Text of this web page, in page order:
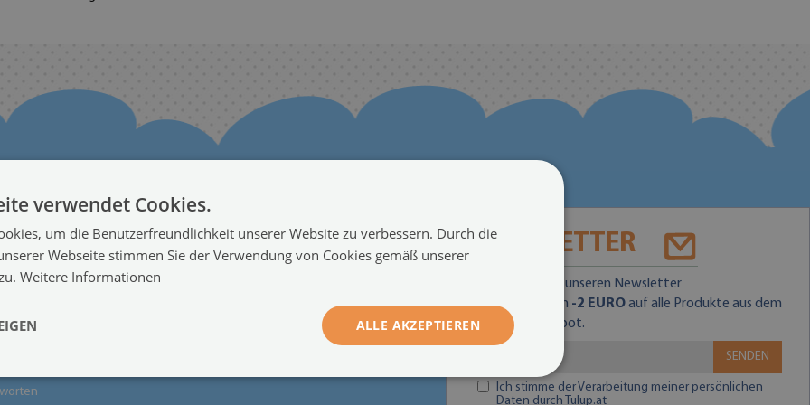
vom Vertrag
Kooperation NEWSLETTER
Abonnieren Sie unseren Newsletter
und Sie erhalten -2 EUROauf alle Produkte aus dem
Standardangebot.
SENDEN
Ich stimme der Verarbeitung meiner persönlichen
Daten durch Tulup.at
verwendet Cookies.
um die Benutzerfreundlichkeit unserer Website zu verbessern. Durch die
Webseite stimmen Sie der Verwendung von Cookies gemäß unserer
Weitere Informationen
ALLE AKZEPTIEREN